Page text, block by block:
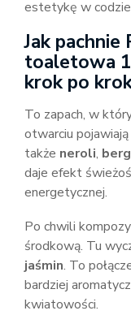
estetykę w
Jak
toaletowa
krok po
To zapach, w
otwarciu pojawiają
także neroli,
daje efekt
energetycznej.
Po chwili
środkową. Tu
jaśmin. To
bardziej
kwiatowości.